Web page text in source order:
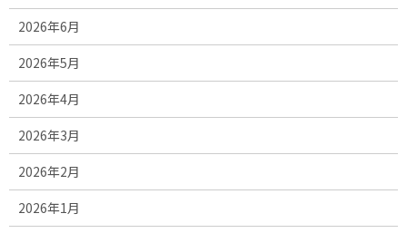
2026年6月
2026年5月
2026年4月
2026年3月
2026年2月
2026年1月